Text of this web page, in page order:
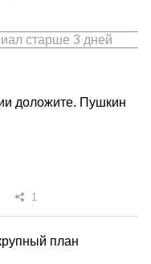
старше 3 дней
доложите. Пушкин
1
план